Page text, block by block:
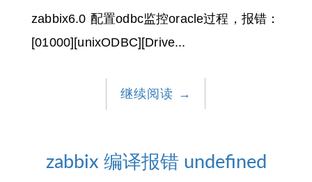
zabbix6.0 配置odbc监控oracle过程，报错：
[01000][unixODBC][Drive...
继续阅读 →
zabbix 编译报错 undefined